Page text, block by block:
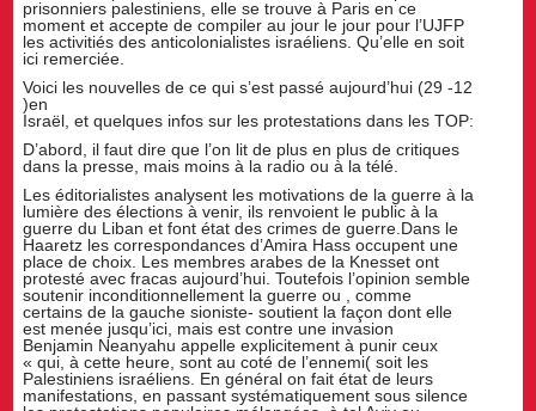
prisonniers palestiniens, elle se trouve à Paris en ce
moment et accepte de compiler au jour le jour pour l’UJFP
les activitiés des anticolonialistes israéliens. Qu’elle en soit
ici remerciée.
Voici les nouvelles de ce qui s’est passé aujourd’hui (29 -12
)en
Israël, et quelques infos sur les protestations dans les TOP:
D’abord, il faut dire que l’on lit de plus en plus de critiques
dans la presse, mais moins à la radio ou à la télé.
Les éditorialistes analysent les motivations de la guerre à la
lumière des élections à venir, ils renvoient le public à la
guerre du Liban et font état des crimes de guerre.Dans le
Haaretz les correspondances d’Amira Hass occupent une
place de choix. Les membres arabes de la Knesset ont
protesté avec fracas aujourd’hui. Toutefois l’opinion semble
soutenir inconditionnellement la guerre ou , comme
certains de la gauche sioniste- soutient la façon dont elle
est menée jusqu’ici, mais est contre une invasion
Benjamin Neanyahu appelle explicitement à punir ceux
« qui, à cette heure, sont au coté de l’ennemi( soit les
Palestiniens israéliens. En général on fait état de leurs
manifestations, en passant systématiquement sous silence